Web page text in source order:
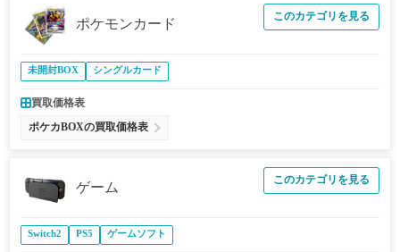
ポケモンカード
このカテゴリを見る
未開封BOX シングルカード
買取価格表
ポケカBOXの買取価格表
ゲーム
このカテゴリを見る
Switch2 PS5 ゲームソフト